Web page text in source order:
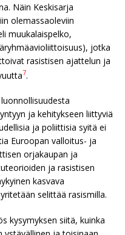
Näin Keskisarja
olemassaoleviin
muukalaispelko,
jotka
rasistisen ajattelun ja
7.
ja kehitykseen liittyviä
ja poliittisia syitä ei
Euroopan valloitus- ja
orjakaupan ja
ja rasistisen
kasvava
selittää rasismilla.
kysymyksen siitä, kuinka